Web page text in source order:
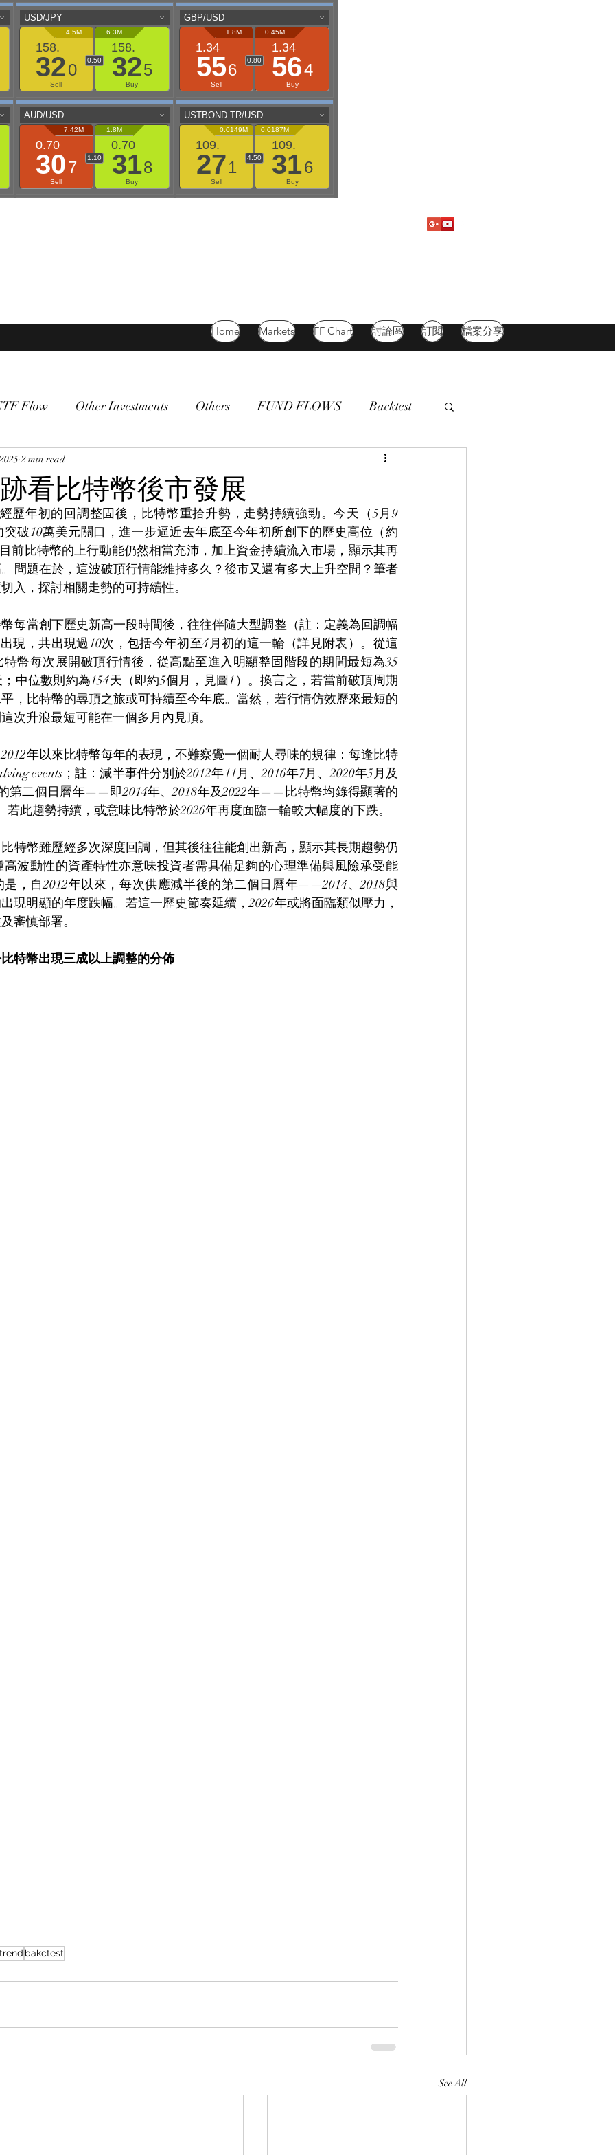
Home Markets FF Chart 討論區 訂閱 檔案分享
Flow Other Investments Others FUND FLOWS Backtest
bitcoin Oil
看比特幣後市發展
2 min read
歷年初的回調整固後，比特幣重拾升勢，走勢持續強勁。今天（5月9
破10萬美元關口，進一步逼近去年底至今年初所創下的歷史高位（約
前比特幣的上行動能仍然相當充沛，加上資金持續流入市場，顯示其再
問題在於，這波破頂行情能維持多久？後市又還有多大上升空間？筆者
入，探討相關走勢的可持續性。
每當創下歷史新高一段時間後，往往伴隨大型調整（註：定義為回調幅
現，共出現過10次，包括今年初至4月初的這一輪（詳見附表）。從這
特幣每次展開破頂行情後，從高點至進入明顯整固階段的期間最短為35
中位數則約為154天（即約5個月，見圖1）。換言之，若當前破頂周期
，比特幣的尋頂之旅或可持續至今年底。當然，若行情仿效歷來最短的
次升浪最短可能在一個多月內見頂。
年以來比特幣每年的表現，不難察覺一個耐人尋味的規律：每逢比特
events；註：減半事件分別於2012年11月、2016年7月、2020年5月及
第二個日曆年——即2014年、2018年及2022年——比特幣均錄得顯著的
若此趨勢持續，或意味比特幣於2026年再度面臨一輪較大幅度的下跌。
特幣雖歷經多次深度回調，但其後往往能創出新高，顯示其長期趨勢仍
波動性的資產特性亦意味投資者需具備足夠的心理準備與風險承受能
，自2012年以來，每次供應減半後的第二個日曆年——2014、2018與
現明顯的年度跌幅。若這一歷史節奏延續，2026年或將面臨類似壓力，
審慎部署。
特幣出現三成以上調整的分佈
bakctest
See All